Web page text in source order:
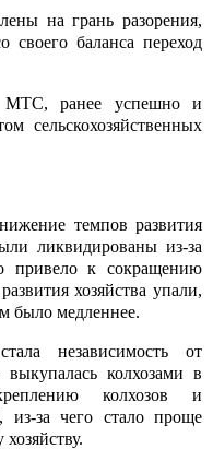
на грань разорения,
своего баланса переход
МТС, ранее успешно и
сельскохозяйственных
темпов развития
ликвидированы из-за
привело к сокращению
хозяйства упали,
было медленнее.
независимость от
колхозами в
колхозов и
за чего стало проще